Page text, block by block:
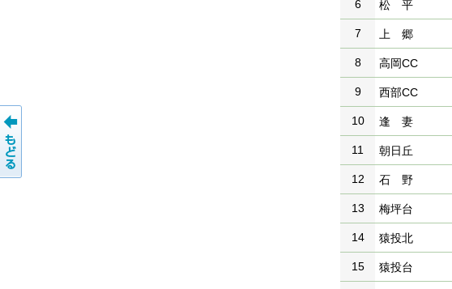
6 松 平
7 上 郷
8 高岡CC
9 西部CC
10 逢 妻
11 朝日丘
12 石 野
13 梅坪台
14 猿投北
15 猿投台